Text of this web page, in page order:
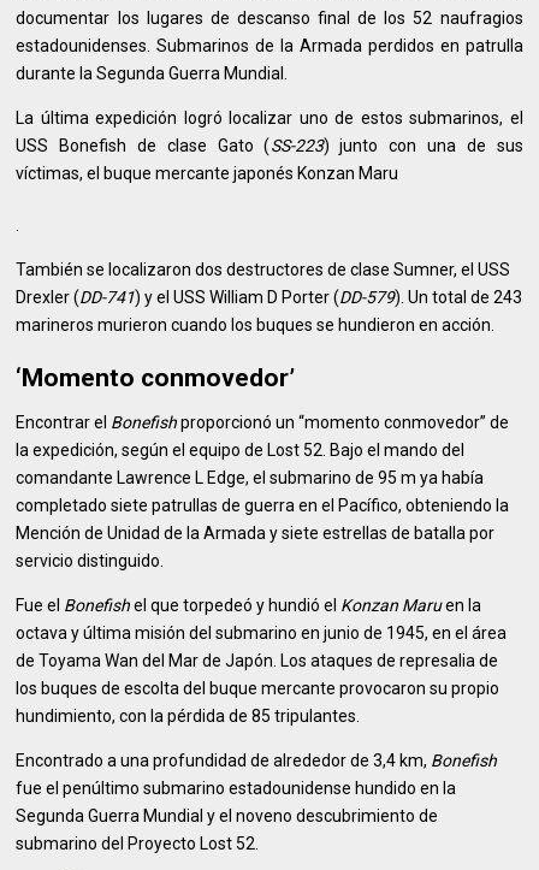
documentar los lugares de descanso final de los 52 naufragios
estadounidenses. Submarinos de la Armada perdidos en patrulla
durante la Segunda Guerra Mundial.
La última expedición logró localizar uno de estos submarinos, el
USS Bonefish de clase Gato (SS-223) junto con una de sus
víctimas, el buque mercante japonés Konzan Maru
También se localizaron dos destructores de clase Sumner, el USS
Drexler (DD-741) y el USS William D Porter (DD-579). Un total de 243
marineros murieron cuando los buques se hundieron en acción.
‘Momento conmovedor’
Encontrar el Bonefishproporcionó un “momento conmovedor” de
la expedición, según el equipo de Lost 52. Bajo el mando del
comandante Lawrence L Edge, el submarino de 95 m ya había
completado siete patrullas de guerra en el Pacífico, obteniendo la
Mención de Unidad de la Armada y siete estrellas de batalla por
servicio distinguido.
Fue el Bonefishel que torpedeó y hundió el Konzan Maruen la
octava y última misión del submarino en junio de 1945, en el área
de Toyama Wan del Mar de Japón. Los ataques de represalia de
los buques de escolta del buque mercante provocaron su propio
hundimiento, con la pérdida de 85 tripulantes.
Encontrado a una profundidad de alrededor de 3,4 km, Bonefish
fue el penúltimo submarino estadounidense hundido en la
Segunda Guerra Mundial y el noveno descubrimiento de
submarino del Proyecto Lost 52.